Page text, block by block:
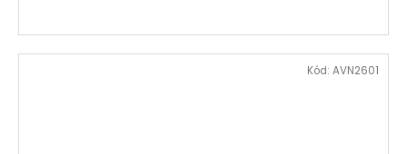
Kód: AVN2601